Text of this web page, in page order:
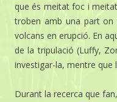
que és meitat foc i
troben amb una part
volcans en erupció. En
de la tripulació (Luffy,
investigar-la, mentre que
Durant la recerca que